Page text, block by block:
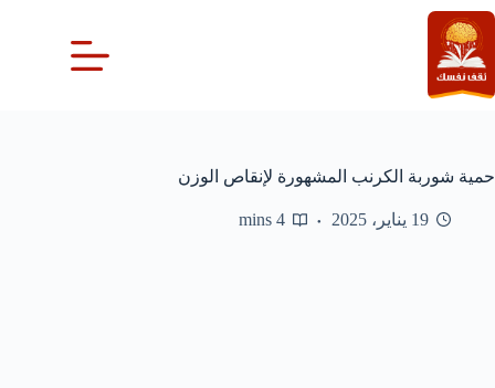
التجاوز
إلى
المحتوى
حمية شوربة الكرنب المشهورة لإنقاص الوزن
19 يناير، 2025 4 mins